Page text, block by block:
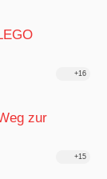
+16
zur
+15